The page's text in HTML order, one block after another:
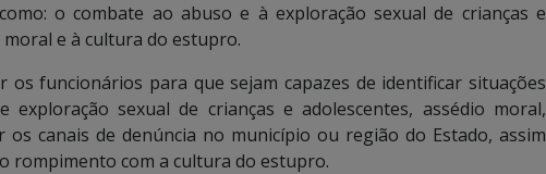
o combate ao abuso e à exploração sexual de crianças e
e à cultura do estupro.
os funcionários para que sejam capazes de identificar situações
sexual de crianças e adolescentes, assédio moral,
os canais de denúncia no município ou região do Estado, assim
rompimento com a cultura do estupro.